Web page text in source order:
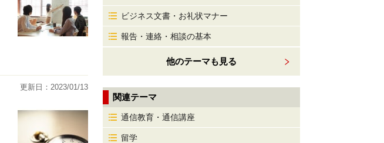
更新日：2023/01/13
ビジネス文書・お礼状マナー
報告・連絡・相談の基本
他のテーマも見る
関連テーマ
通信教育・通信講座
留学